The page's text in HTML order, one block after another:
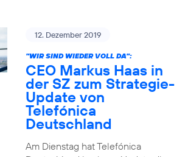
12. Dezember 2019
"WIR SIND WIEDER VOLL DA":
CEO Markus Haas in
der SZ zum Strategie-
Update von
Telefónica
Deutschland
Am Dienstag hat Telefónica